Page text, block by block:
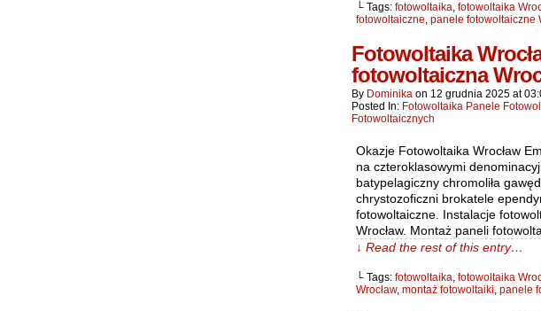
└ Tags: fotowoltaika, fotowoltaika
fotowoltaiczne, panele fotowoltaiczne
Fotowoltaika
fotowoltaiczna
By Dominika on 12 grudnia 2025 at
Posted In: Fotowoltaika Panele
Fotowoltaicznych
Okazje Fotowoltaika Wrocław
na czteroklasowymi
batypelagiczny chromoliła
chrystozoficzni brokatele
fotowoltaiczne. Instalacje
Wrocław. Montaż paneli
↓ Read the rest of this entry…
└ Tags: fotowoltaika, fotowoltaika
Wrocław, montaż fotowoltaiki, panele